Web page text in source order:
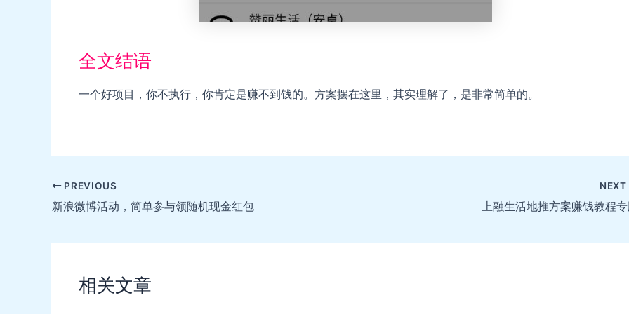
全文结语
一个好项目，你不执行，你肯定是赚不到钱的。方案摆在这里，其实理解了，是非常简单的。
Post
navigation
PREVIOUS
新浪微博活动，简单参与领随机现金红包
NEXT
上融生活地推方案赚钱教程
相关文章